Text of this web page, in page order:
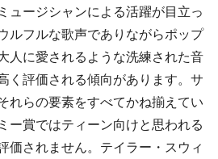
ュージシャンによる活躍が目立っ
ルフルな歌声でありながらポップ
人に愛されるような洗練された音
く評価される傾向があります。サ
れらの要素をすべてかね揃えてい
ー賞ではティーン向けと思われる
価されません。テイラー・スウィ